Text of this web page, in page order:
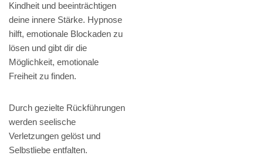
Kindheit und beeinträchtigen
deine innere Stärke. Hypnose
hilft, emotionale Blockaden zu
lösen und gibt dir die
Möglichkeit, emotionale
Freiheit zu finden.
Durch gezielte Rückführungen
werden seelische
Verletzungen gelöst und
Selbstliebe entfalten.